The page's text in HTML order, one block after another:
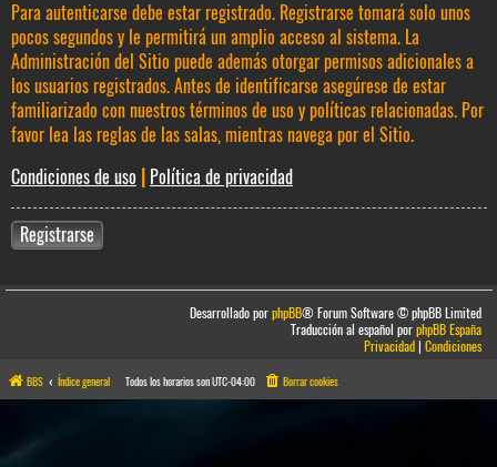
Para autenticarse debe estar registrado. Registrarse tomará solo unos
pocos segundos y le permitirá un amplio acceso al sistema. La
Administración del Sitio puede además otorgar permisos adicionales a
los usuarios registrados. Antes de identificarse asegúrese de estar
familiarizado con nuestros términos de uso y políticas relacionadas. Por
favor lea las reglas de las salas, mientras navega por el Sitio.
Condiciones de uso
Política de privacidad
Registrarse
Desarrollado porphpBB® Forum Software © phpBB Limited
Traducción al español porphpBB España
Privacidad|Condiciones
BBS Índice general Todos los horarios sonUTC-04:00 Borrar cookies